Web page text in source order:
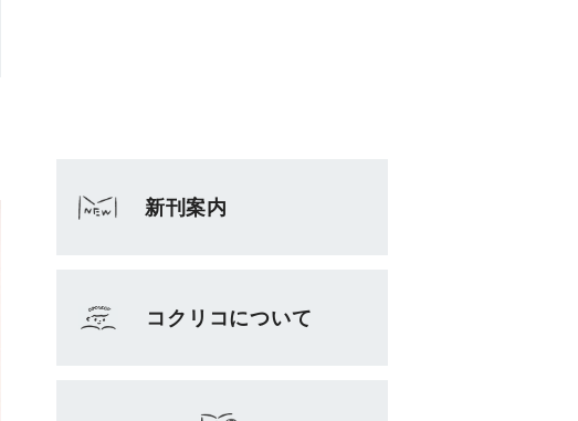
新刊案内
コクリコについて